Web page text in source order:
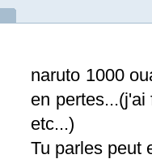
naruto 1000
en
etc...)
Tu parles peut